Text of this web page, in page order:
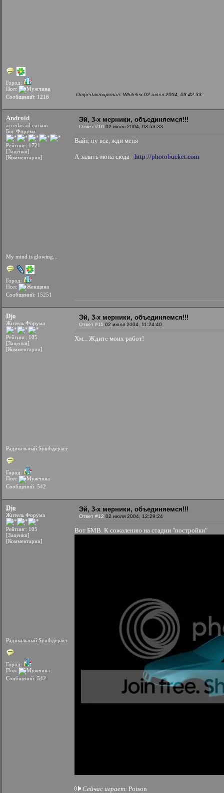
Город:
Пол:
Сообщений: 1216
Отредактировал: Whitelex 02 июля 2004, 03:42:33
Android
accedas ad curiam
Бог Форума
Рейтинг: 1721
[Заценки]
[Комментарии]
My mind is glowing...
Город:
Пол:
Сообщений: 15251
Эй, 3-х мерники, объединяемся!!!
Ответ #10 02 июля 2004, 03:53:33
Вайт, ну все, жди меня
А залить мона сюда - http://photobucket.com
Djo
Житель Форума
Рейтинг: 105
[Заценки]
[Комментарии]
Радикальный Synthдераст
Город:
Пол:
Сообщений: 542
Эй, 3-х мерники, объединяемся!!!
Ответ #11 02 июля 2004, 11:24:40
Хм... Ждите моих работ!
Djo
Житель Форума
Рейтинг: 105
[Заценки]
[Комментарии]
Радикальный Synthдераст
Город:
Пол:
Сообщений: 542
Эй, 3-х мерники, объединяемся!!!
Ответ #12 02 июля 2004, 12:29:24
Вот БМВ. К сожалению на стадии "постройки"
Сейчас играет: Poison